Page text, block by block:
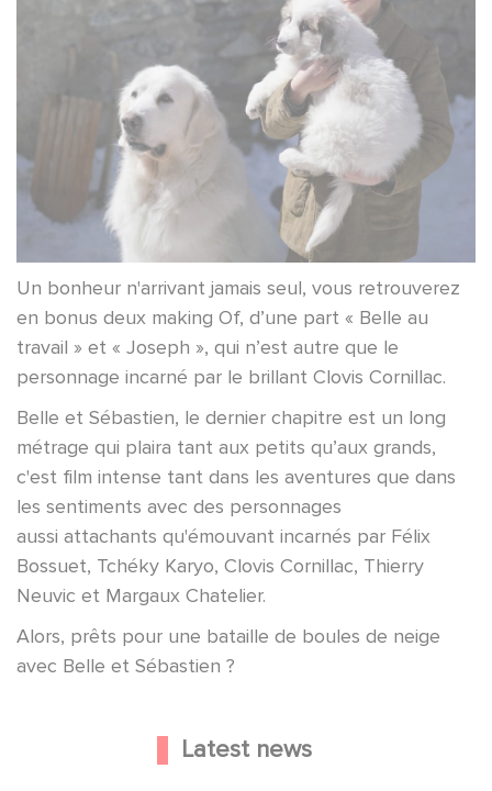
Un bonheur n'arrivant jamais seul, vous retrouverez
en bonus deux making Of, d’une part « Belle au
travail » et « Joseph », qui n’est autre que le
personnage incarné par le brillant Clovis Cornillac.
Belle et Sébastien, le dernier chapitre est un long
métrage qui plaira tant aux petits qu’aux grands,
c'est film intense tant dans les aventures que dans
les sentiments avec des personnages
aussi attachants qu'émouvant incarnés par Félix
Bossuet, Tchéky Karyo, Clovis Cornillac, Thierry
Neuvic et Margaux Chatelier.
Alors, prêts pour une bataille de boules de neige
avec Belle et Sébastien ?
Latest news